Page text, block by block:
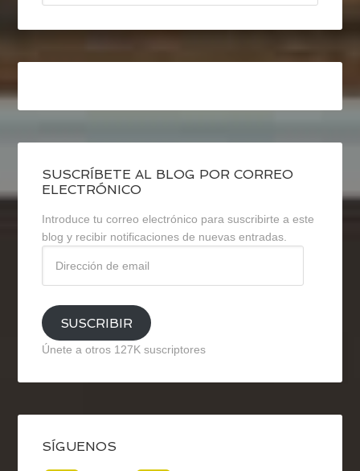
SUSCRÍBETE AL BLOG POR CORREO
ELECTRÓNICO
Introduce tu correo electrónico para suscribirte a este
blog y recibir notificaciones de nuevas entradas.
email
SUSCRIBIR
Únete a otros 127K suscriptores
SÍGUENOS